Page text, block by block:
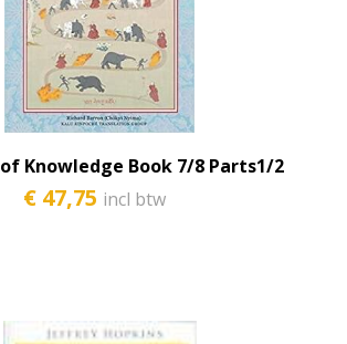
Knowledge Book 7/8 Parts1/2
€ 47,75 incl btw